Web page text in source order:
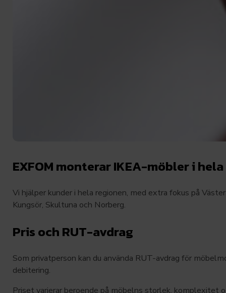
EXFOM monterar IKEA-möbler i
Vi hjälper kunder i hela regionen, med extra fokus på
Kungsör, Skultuna och Norberg.
Pris och RUT-avdrag
Som privatperson kan du använda RUT-avdrag för
debitering.
Priset varierar beroende på möbelns storlek,